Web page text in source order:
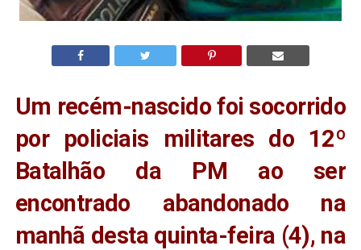
Um recém-nascido foi socorrido
por policiais militares do 12º
Batalhão da PM ao ser
encontrado abandonado na
manhã desta quinta-feira (4), na